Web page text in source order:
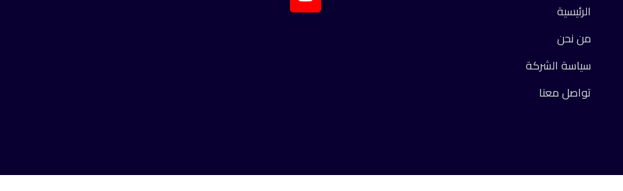
الرئيسية
من نحن
سياسة الشركة
تواصل معنا